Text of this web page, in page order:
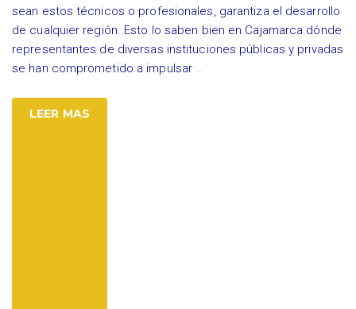
sean estos técnicos o profesionales, garantiza el desarrollo
de cualquier región. Esto lo saben bien en Cajamarca dónde
representantes de diversas instituciones públicas y privadas
se han comprometido a impulsar …
LEER MAS